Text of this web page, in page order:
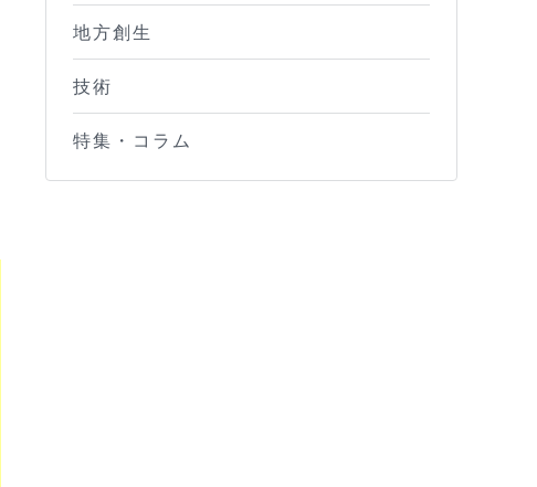
地方創生
技術
特集・コラム